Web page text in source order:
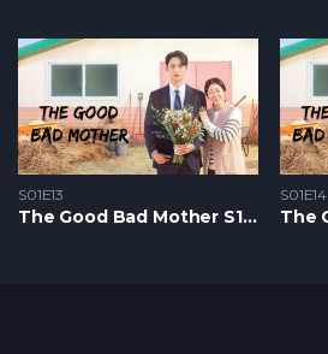
S01E13
The Good Bad Mother S1 – Epizoda 13
S01E14